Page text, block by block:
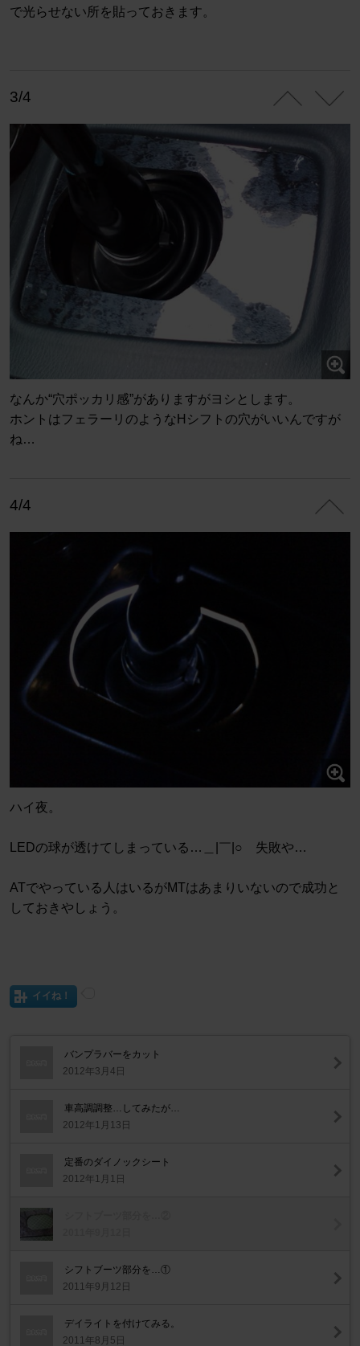
で光らせない所を貼っておきます。
3/4
なんか“穴ポッカリ感”がありますがヨシとします。
ホントはフェラーリのようなHシフトの穴がいいんですが
ね…
4/4
ハイ夜。
LEDの球が透けてしまっている…＿|￣|○ 失敗や…
ATでやっている人はいるがMTはあまりいないので成功と
しておきやしょう。
イイね！
バンプラバーをカット
2012年3月4日
車高調調整…してみたが…
2012年1月13日
定番のダイノックシート
2012年1月1日
シフトブーツ部分を…①
2011年9月12日
デイライトを付けてみる。
2011年8月5日